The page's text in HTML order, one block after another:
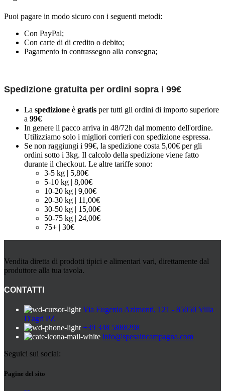
Puoi pagare in modo sicuro con i seguenti metodi:
Con PayPal;
Con carte di di credito o debito;
Pagamento in contrassegno alla consegna;
Spedizione gratuita per ordini sopra i 99€
La spedizione è gratis per tutti gli ordini di importo superiore
a 99€
In genere il pacco arriva in 48/72h dal momento dell'ordine.
Utilizziamo solo i migliori corrieri con spedizione espressa.
Se non raggiungi i 99€, la spedizione costa 5,00€ per gli
ordini sotto i 3kg. Il calcolo della spedizione viene fatto
durante il checkout. Le altre tariffe sono:
3-5 kg | 5,80€
5-10 kg | 8,00€
10-20 kg | 9,00€
20-30 kg | 11,00€
30-50 kg | 15,00€
50-75 kg | 24,00€
75+ | 30€
Vendita diretta di prodotti tipici e alimentari vari, direttamente dal
produttore alla tua tavola.
CONTATTI
Via Eugenio Azimonti, 121 - 85050 Villa
D'agri PZ
+39 348 5888298
info@spesaincampagna.com
Seguici sui social:
Pagine del sito